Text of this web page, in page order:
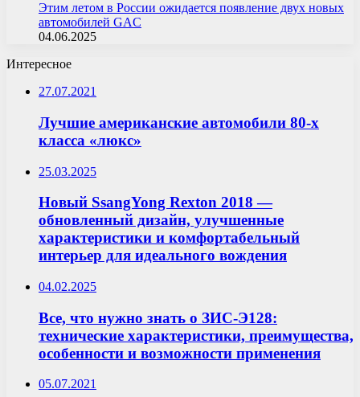
Этим летом в России ожидается появление двух новых
автомобилей GAC
04.06.2025
Интересное
27.07.2021
Лучшие американские автомобили 80-х
класса «люкс»
25.03.2025
Новый SsangYong Rexton 2018 —
обновленный дизайн, улучшенные
характеристики и комфортабельный
интерьер для идеального вождения
04.02.2025
Все, что нужно знать о ЗИС-Э128:
технические характеристики, преимущества,
особенности и возможности применения
05.07.2021